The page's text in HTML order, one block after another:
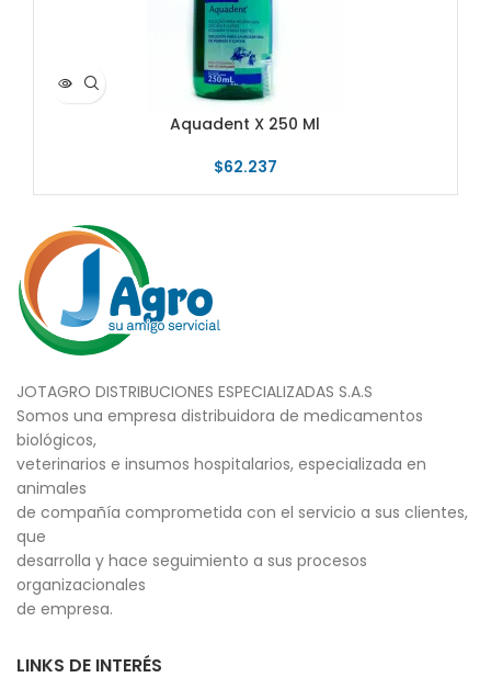
Aquadent X 250 Ml
$62.237
JOTAGRO DISTRIBUCIONES ESPECIALIZADAS S.A.S
Somos una empresa distribuidora de medicamentos
biológicos,
veterinarios e insumos hospitalarios, especializada en
animales
de compañía comprometida con el servicio a sus clientes,
que
desarrolla y hace seguimiento a sus procesos
organizacionales
de empresa.
LINKS DE INTERÉS